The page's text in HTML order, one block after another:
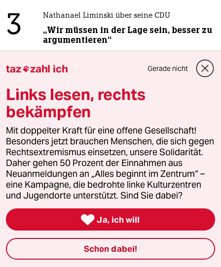
3 Nathanael Liminski über seine CDU
„Wir müssen in der Lage sein, besser zu
argumentieren“
4
Das Zeitalter der elektronischen
Kriegsführung
5 Antifaschistin in Haft
Lina E. geht juristisch gegen Beugehaft
vor
6 Über die geschlechtergerechte Stadt
„Die Stadt ist gemacht für den weißen
Mann in einem Auto“
taz zahl ich Gerade nicht
Links lesen, rechts
bekämpfen
Mit doppelter Kraft für eine offene Gesellschaft!
Besonders jetzt brauchen Menschen, die sich gegen
Rechtsextremismus einsetzen, unsere Solidarität.
Daher gehen 50 Prozent der Einnahmen aus
Neuanmeldungen an „Alles beginnt im Zentrum“ –
eine Kampagne, die bedrohte linke Kulturzentren
und Jugendorte unterstützt. Sind Sie dabei?
 Ja, ich will
Schon dabei!